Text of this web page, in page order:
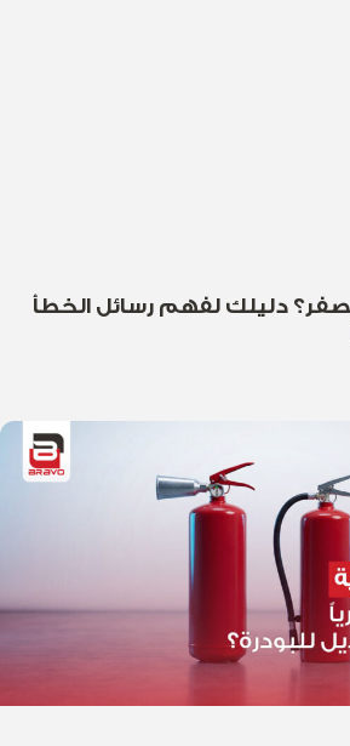
دليلك لفهم رسائل الخطأ